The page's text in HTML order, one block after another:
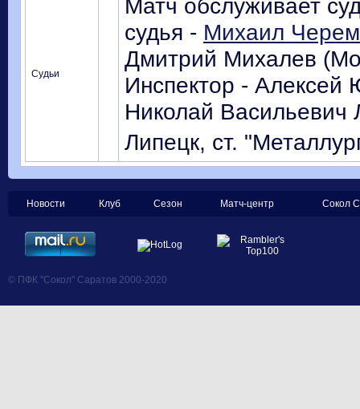
Судьи
Матч обслуживает
судья - Михаил
Дмитрий Михалев
Инспектор - Алексей
Николай Васильевич
Липецк, ст.
Новости Клуб Сезон Матч-центр Сокол
© ПФК "Сокол" Саратов 2000-2020